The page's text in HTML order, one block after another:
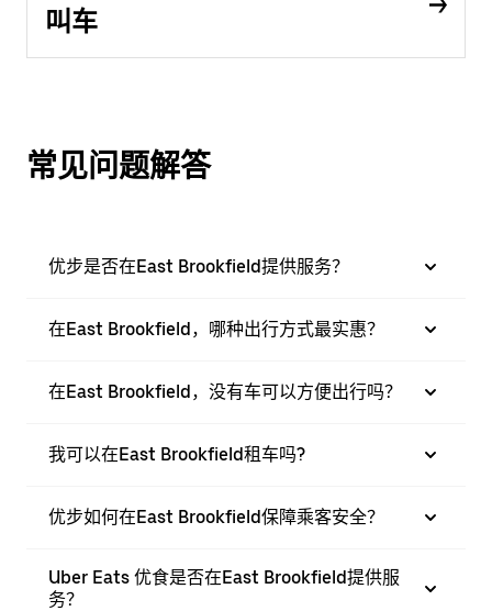
叫车
常见问题解答
优步是否在East Brookfield提供服务？
在East Brookfield，哪种出行方式最实惠？
在East Brookfield，没有车可以方便出行吗？
我可以在East Brookfield租车吗?
优步如何在East Brookfield保障乘客安全？
Uber Eats 优食是否在East Brookfield提供服
务？